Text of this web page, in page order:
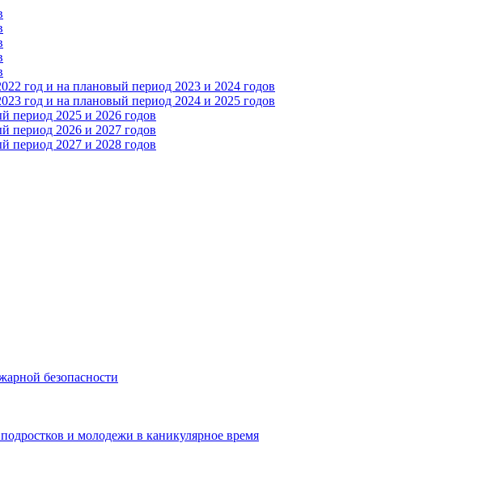
год и на плановый период 2023 и 2024 годов
год и на плановый период 2024 и 2025 годов
2025 и 2026 годов
2026 и 2027 годов
2027 и 2028 годов
безопасности
и молодежи в каникулярное время